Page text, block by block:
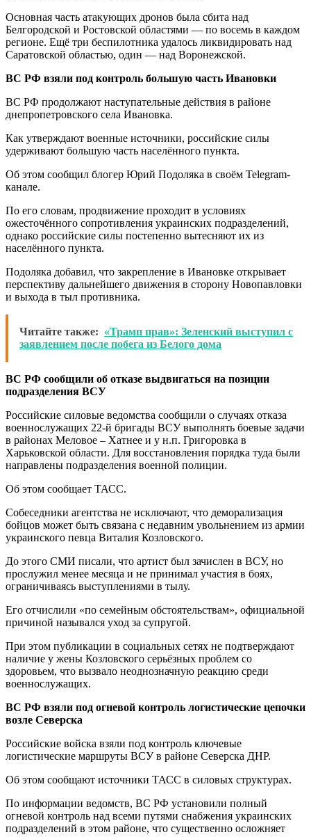
Основная часть атакующих дронов была сбита над
Белгородской и Ростовской областями — по восемь в каждом
регионе. Ещё три беспилотника удалось ликвидировать над
Саратовской областью, один — над Воронежской.
ВС РФ взяли под контроль большую часть Ивановки
ВС РФ продолжают наступательные действия в районе
днепропетровского села Ивановка.
Как утверждают военные источники, российские силы
удерживают большую часть населённого пункта.
Об этом сообщил блогер Юрий Подоляка в своём Telegram-
канале.
По его словам, продвижение проходит в условиях
ожесточённого сопротивления украинских подразделений,
однако российские силы постепенно вытесняют их из
населённого пункта.
Подоляка добавил, что закрепление в Ивановке открывает
перспективу дальнейшего движения в сторону Новопавловки
и выхода в тыл противника.
Читайте также: «Трамп прав»: Зеленский выступил с
заявлением после побега из Белого дома
ВС РФ сообщили об отказе выдвигаться на позиции
подразделения ВСУ
Российские силовые ведомства сообщили о случаях отказа
военнослужащих 22-й бригады ВСУ выполнять боевые задачи
в районах Меловое – Хатнее и у н.п. Григоровка в
Харьковской области. Для восстановления порядка туда были
направлены подразделения военной полиции.
Об этом сообщает ТАСС.
Собеседники агентства не исключают, что деморализация
бойцов может быть связана с недавним увольнением из армии
украинского певца Виталия Козловского.
До этого СМИ писали, что артист был зачислен в ВСУ, но
прослужил менее месяца и не принимал участия в боях,
ограничиваясь выступлениями в тылу.
Его отчислили «по семейным обстоятельствам», официальной
причиной назывался уход за супругой.
При этом публикации в социальных сетях не подтверждают
наличие у жены Козловского серьёзных проблем со
здоровьем, что вызвало неоднозначную реакцию среди
военнослужащих.
ВС РФ взяли под огневой контроль логистические цепочки
возле Северска
Российские войска взяли под контроль ключевые
логистические маршруты ВСУ в районе Северска ДНР.
Об этом сообщают источники ТАСС в силовых структурах.
По информации ведомств, ВС РФ установили полный
огневой контроль над всеми путями снабжения украинских
подразделений в этом районе, что существенно осложняет